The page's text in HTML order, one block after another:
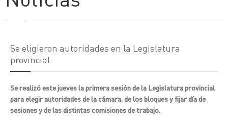
Se eligieron autoridades en la Legislatura
provincial.
Se realizó este jueves la primera sesión de la Legislatura provincial
para elegir autoridades de la cámara, de los bloques y fijar día de
sesiones y de las distintas comisiones de trabajo.